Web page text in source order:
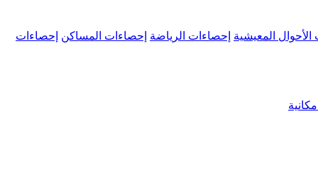
الأحوال المعيشية إحصاءات الرياضة إحصاءات المساكن إحصاءات